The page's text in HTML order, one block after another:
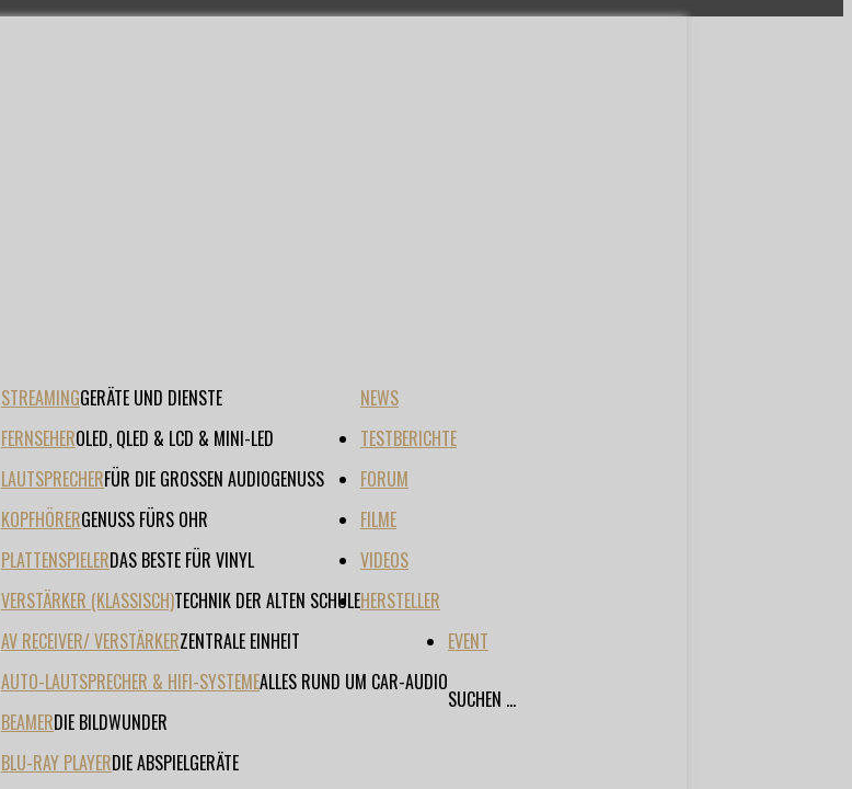
NEWS
STREAMINGGERÄTE UND DIENSTE
FERNSEHEROLED, QLED & LCD & MINI-LED
LAUTSPRECHERFÜR DIE GROSSEN AUDIOGENUSS
KOPFHÖRERGENUSS FÜRS OHR
PLATTENSPIELERDAS BESTE FÜR VINYL
VERSTÄRKER (KLASSISCH)TECHNIK DER ALTEN SCHULE
TESTBERICHTE
AV RECEIVER/ VERSTÄRKERZENTRALE EINHEIT
AUTO-LAUTSPRECHER & HIFI-SYSTEMEALLES RUND UM CAR-AUDIO
BEAMERDIE BILDWUNDER
BLU-RAY PLAYERDIE ABSPIELGERÄTE
FORUM
FILME
VIDEOS
HERSTELLER
EVENT
SUCHEN ...